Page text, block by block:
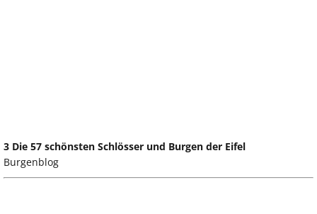
3 Die 57 schönsten Schlösser und Burgen der Eifel
Burgenblog